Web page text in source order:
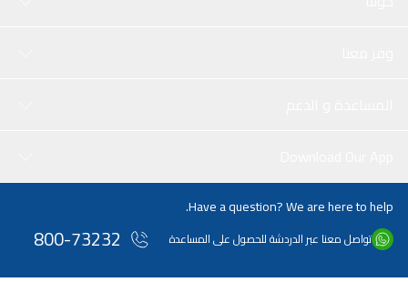
Have a question? We are here to help.
تواصل معنا عبر الدردشة للحصول على المساعدة 800-73232